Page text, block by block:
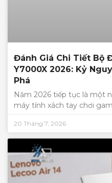
Đánh Giá Chi Tiết Bộ
Y7000X 2026: Kỷ
Phá
Năm 2026 tiếp tục là một
máy tính xách tay chơi
20 Tháng 7, 2026